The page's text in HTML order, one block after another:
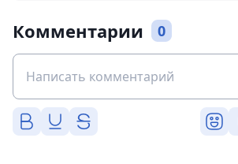
Комментарии 0